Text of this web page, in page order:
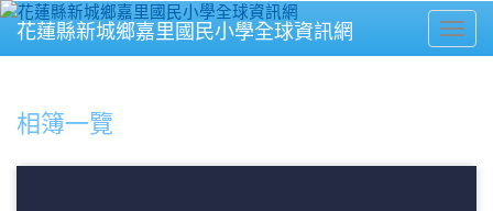
⏸
花蓮縣新城鄉嘉里國民小學全球資訊網
相簿一覽